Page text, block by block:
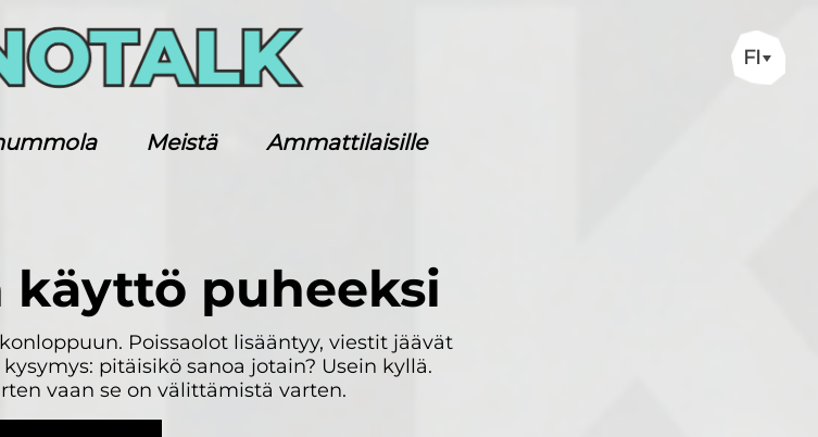
FI
Meistä Ammattilaisille
käyttö puheeksi
Poissaolot lisääntyy, viestit jäävät
pitäisikö sanoa jotain? Usein kyllä.
vaan se on välittämistä varten.